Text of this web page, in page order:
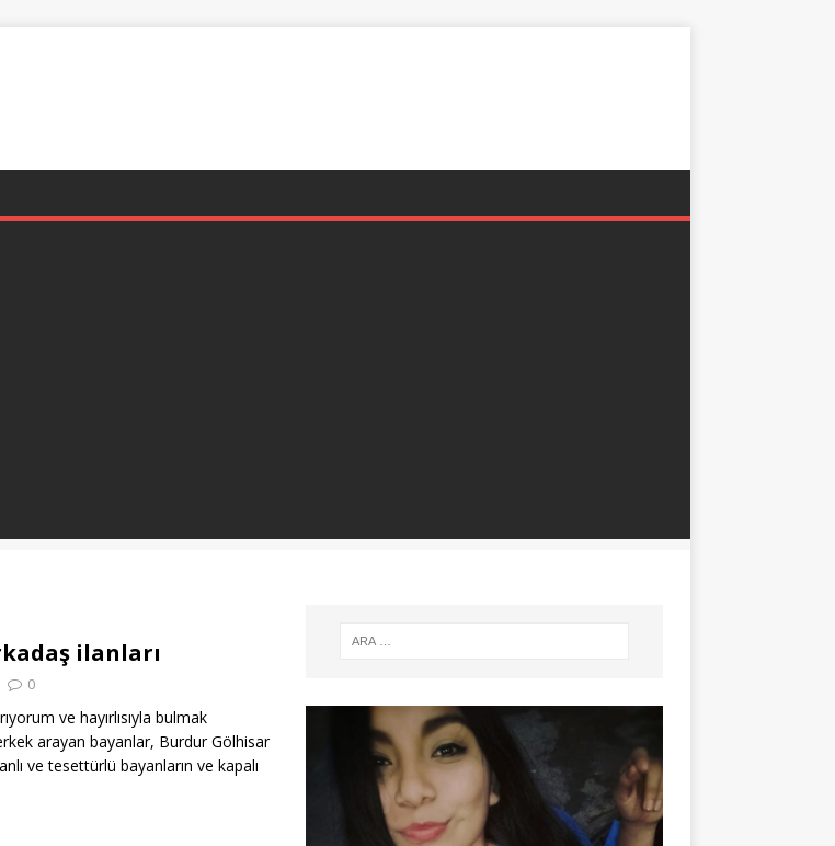
ilanları
0
ve hayırlısıyla bulmak
arayan bayanlar, Burdur Gölhisar
ve tesettürlü bayanların ve kapalı